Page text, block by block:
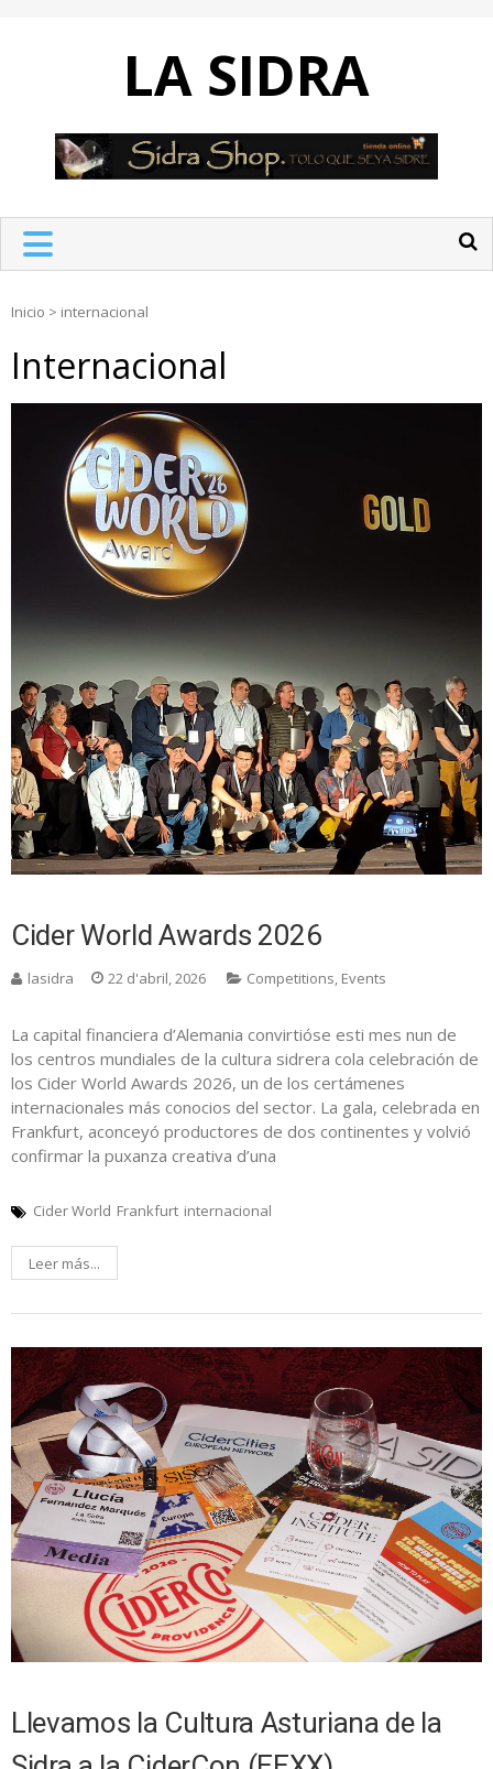
LA SIDRA
Inicio > internacional
Internacional
Cider World Awards 2026
lasidra 22 d'abril, 2026 Competitions, Events
La capital financiera d’Alemania convirtióse esti mes nun de
los centros mundiales de la cultura sidrera cola celebración de
los Cider World Awards 2026, un de los certámenes
internacionales más conocios del sector. La gala, celebrada en
Frankfurt, aconceyó productores de dos continentes y volvió
confirmar la puxanza creativa d’una
Cider World Frankfurt internacional
Leer más...
Llevamos la Cultura Asturiana de la